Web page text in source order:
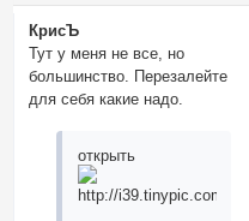
КрисЪ
Тут у меня не все, но
большинство. Перезалейте
для себя какие надо.
открыть